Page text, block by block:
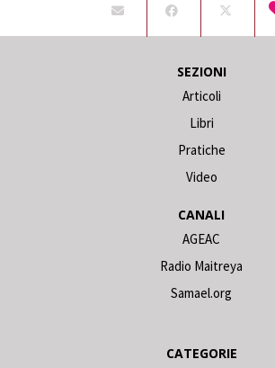
SEZIONI
Articoli
Libri
Pratiche
Video
CANALI
AGEAC
Radio Maitreya
Samael.org
CATEGORIE